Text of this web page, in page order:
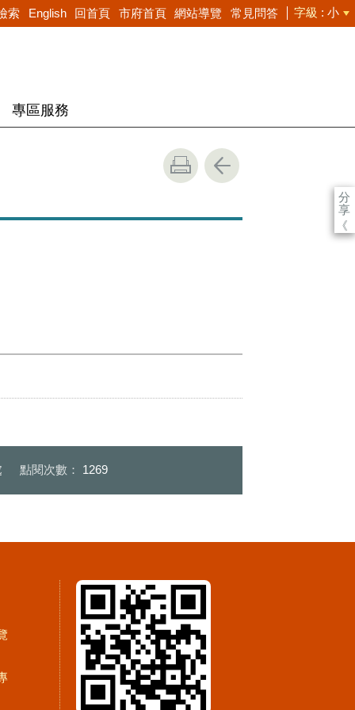
索 English 回首頁 市府首頁 網站導覽 常見問答 字級 小
專區服務
分
享
《
點閱次數： 1269